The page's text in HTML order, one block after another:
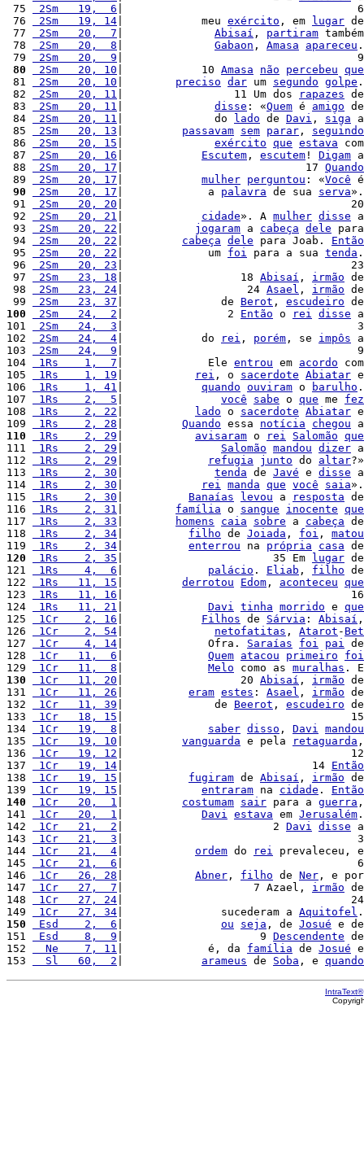
75
2Sm   19,  6 |
76
2Sm   19, 14 |            meu exército , em lugar
77
2Sm   20,  7 Abisaí , partiram
78
2Sm   20,  8 Gabaon , Amasa apareceu
79
2Sm   20,  9 |
80
2Sm   20, 10 |            10 Amasa não percebeu que
81
2Sm   20, 10 preciso dar um segundo golpe
82
2Sm   20, 11 |                 11 Um dos rapazes
83
2Sm   20, 11 disse : «Quem é amigo
84
2Sm   20, 11 |              do lado de Davi , siga
85
2Sm   20, 13 passavam sem parar , seguindo
86
2Sm   20, 15 exército que estava
87
2Sm   20, 16 Escutem , escutem ! Digam
88
2Sm   20, 17 |                            17 Quando
89
2Sm   20, 17 mulher perguntou : «Você
90
2Sm   20, 17 |             a palavra de sua serva
91
2Sm   20, 20 |
92
2Sm   20, 21 cidade». A mulher disse
93
2Sm   20, 22 jogaram a cabeça dele
94
2Sm   20, 22 cabeça dele para Joab. Então
95
2Sm   20, 22 |             um foi para a sua tenda
96
2Sm   20, 23 |
97
2Sm   23, 18 |                  18 Abisaí , irmão
98
2Sm   23, 24 |                   24 Asael , irmão
99
2Sm   23, 37 |               de Berot , escudeiro
100
2Sm   24,  2 |                2 Então o rei disse
101
2Sm   24,  3 |
102
2Sm   24,  4 |            do rei , porém , se impôs
103
2Sm   24,  9 |
104
1Rs    1,  7 |             Ele entrou em acordo
105
1Rs    1, 19 rei , o sacerdote Abiatar
106
1Rs    1, 41 quando ouviram o barulho
107
1Rs    2,  5 você sabe o que me fez
108
1Rs    2, 22 lado o sacerdote Abiatar
109
1Rs    2, 28 Quando essa notícia chegou
110
1Rs    2, 29 avisaram o rei Salomão que
111
1Rs    2, 29 Salomão mandou dizer
112
1Rs    2, 29 refugia junto do altar
113
1Rs    2, 30 tenda de Javé e disse
114
1Rs    2, 30 rei manda que você saia
115
1Rs    2, 30 Banaías levou a resposta
116
1Rs    2, 31 família o sangue inocente que
117
1Rs    2, 33 homens caia sobre a cabeça
118
1Rs    2, 34 filho de Joiada , foi , matou
119
1Rs    2, 34 enterrou na própria casa
120
1Rs    2, 35 |                       35 Em lugar
121
1Rs    4,  6 palácio . Eliab , filho
122
1Rs   11, 15 derrotou Edom , aconteceu que
123
1Rs   11, 16 |
124
1Rs   11, 21 Davi tinha morrido e que
125
1Cr    2, 16 Filhos de Sárvia : Abisaí
126
1Cr    2, 54 netofatitas , Atarot - Bet
127
1Cr    4, 14 |             Ofra. Saraías foi pai
128
1Cr   11,  6 Quem atacou primeiro
foi
129
1Cr   11,  8 Melo como as muralhas .
130
1Cr   11, 20 |                  20 Abisaí , irmão
131
1Cr   11, 26 eram estes : Asael , irmão
132
1Cr   11, 39 |              de Beerot , escudeiro
133
1Cr   18, 15 |
134
1Cr   19,  8 saber disso , Davi mandou
135
1Cr   19, 10 vanguarda e pela retaguarda
136
1Cr   19, 12 |
137
1Cr   19, 14 |                             14 Então
138
1Cr   19, 15 fugiram de Abisaí , irmão
139
1Cr   19, 15 entraram na cidade . Então
140
1Cr   20,  1 costumam sair para a guerra
141
1Cr   20,  1 Davi estava em Jerusalém
142
1Cr   21,  2 |                       2 Davi disse
143
1Cr   21,  3 |
144
1Cr   21,  4 ordem do rei prevaleceu,
145
1Cr   21,  6 |
146
1Cr   26, 28 Abner , filho de Ner , e
147
1Cr   27,  7 |                    7 Azael, irmão
148
1Cr   27, 24 |
149
1Cr   27, 34 |               sucederam a Aquitofel
150
Esd    2,  6 ou seja , de Josué e
151
Esd    8,  9 |                     9 Descendente
152
  Ne    7, 11
|             é, da família de Josué
153
  Sl   60,  2
arameus de Soba , e quando
IntraText®